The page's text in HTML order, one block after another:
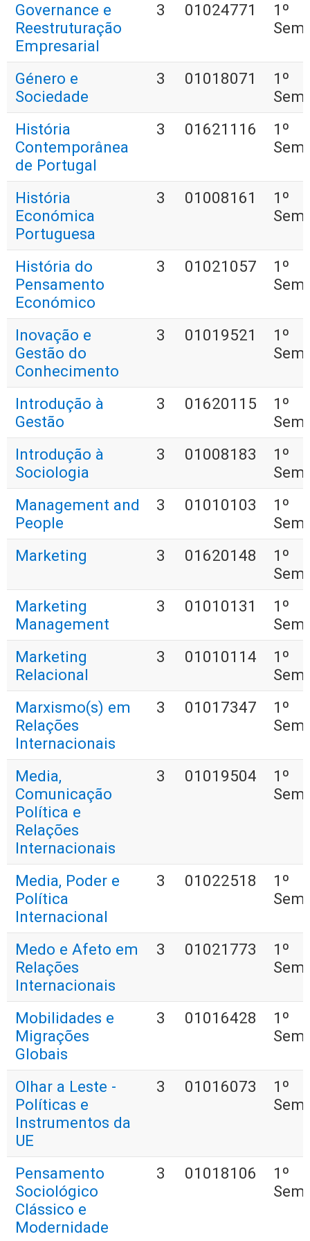
Governance e
Reestruturação
Empresarial
3 01024771
1º
Género e
Sociedade
3 01018071
1º
História
Contemporânea
de Portugal
3 01621116
1º
História
Económica
Portuguesa
3 01008161
1º
História do
Pensamento
Económico
3 01021057
1º
Inovação e
Gestão do
Conhecimento
3 01019521
1º
Introdução à
Gestão
3 01620115
1º
Introdução à
Sociologia
3 01008183
1º
Management and
People
3 01010103
1º
Marketing
3 01620148
1º
Marketing
Management
3 01010131
1º
Marketing
Relacional
3 01010114
1º
Marxismo(s) em
Relações
Internacionais
3 01017347
1º
Media,
Comunicação
Política e
Relações
Internacionais
3 01019504
1º
Media, Poder e
Política
Internacional
3 01022518
1º
Medo e Afeto em
Relações
Internacionais
3 01021773
1º
Mobilidades e
Migrações
Globais
3 01016428
1º
Olhar a Leste -
Políticas e
Instrumentos da
UE
3 01016073
1º
Pensamento
Sociológico
Clássico e
Modernidade
3 01018106
1º